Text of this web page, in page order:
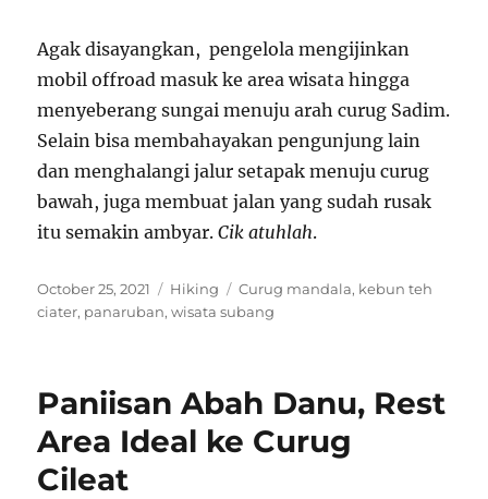
Agak disayangkan, pengelola mengijinkan
mobil offroad masuk ke area wisata hingga
menyeberang sungai menuju arah curug Sadim.
Selain bisa membahayakan pengunjung lain
dan menghalangi jalur setapak menuju curug
bawah, juga membuat jalan yang sudah rusak
itu semakin ambyar.Cik atuhlah.
Posted
on
October 25, 2021 Categories
Hiking Tags
Curug mandala, kebun teh
ciater, panaruban,wisata subang
Paniisan Abah Danu, Rest
Area Ideal ke Curug
Cileat